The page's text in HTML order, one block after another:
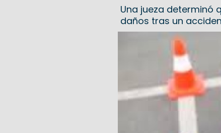
Una jueza determinó
daños tras un